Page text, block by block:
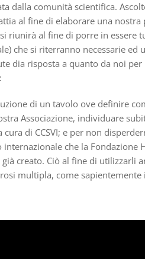
dalla comunità scientifica.
al fine di elaborare una
riunirà al fine di porre in essere
che si riterranno necessarie
dia risposta a quanto da noi
:
di un tavolo ove definire
Associazione, individuare
cura di CCSVI; e per non
che la Fondazione
già creato. Ciò al fine di utilizzarli
multipla, come